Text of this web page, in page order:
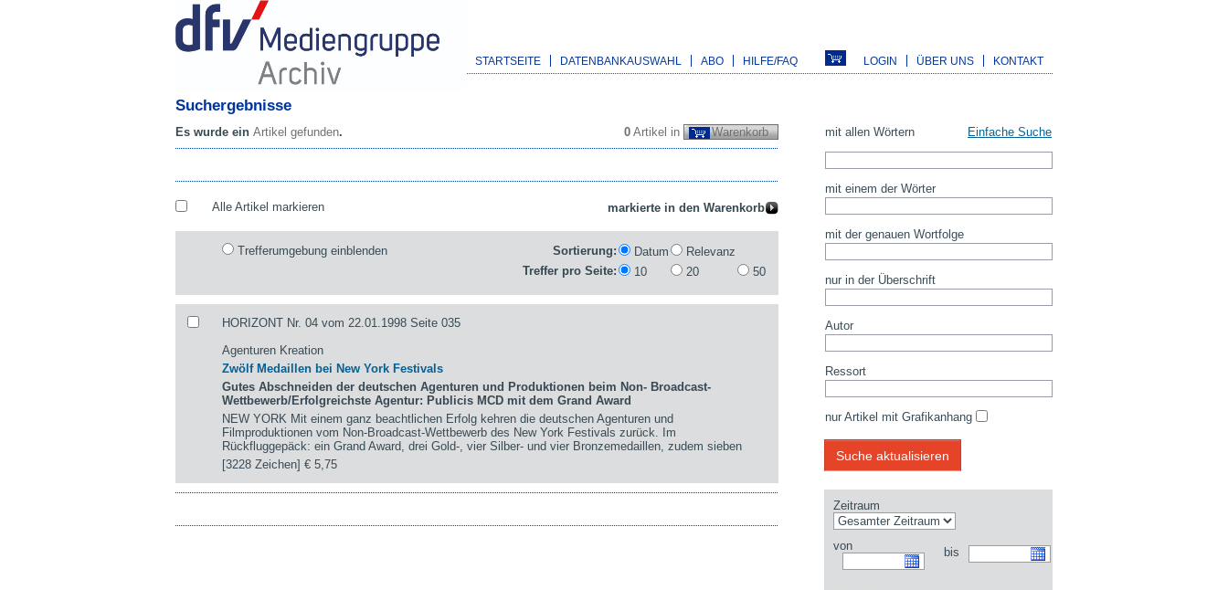
STARTSEITE DATENBANKAUSWAHL ABO HILFE/FAQ LOGIN ÜBER UNS KONTAKT
Suchergebnisse
0 Artikel in Warenkorb
Es wurde ein Artikel gefunden.
Alle Artikel markieren
Trefferumgebung einblenden Sortierung: Datum
Relevanz
Treffer pro Seite:
10 20 50
HORIZONT Nr. 04 vom 22.01.1998 Seite 035
Agenturen Kreation
Zwölf Medaillen bei New York Festivals
Gutes Abschneiden der deutschen Agenturen und Produktionen beim Non- Broadcast-
Wettbewerb/Erfolgreichste Agentur: Publicis MCD mit dem Grand Award
NEW YORK Mit einem ganz beachtlichen Erfolg kehren die deutschen Agenturen und
Filmproduktionen vom Non-Broadcast-Wettbewerb des New York Festivals zurück. Im
Rückfluggepäck: ein Grand Award, drei Gold-, vier Silber- und vier Bronzemedaillen, zudem sieben
[3228 Zeichen]€ 5,75
mit allen Wörtern Einfache Suche
mit einem der Wörter
mit der genauen Wortfolge
nur in der Überschrift
Autor
Ressort
nur Artikel mit Grafikanhang
Zeitraum
von bis